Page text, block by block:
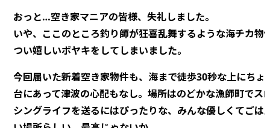
おっと…空き家マニアの皆様、失礼しました。
いや、ここのところ釣り師が狂喜乱舞するような海チカ物
つい嬉しいボヤキをしてしまいました。
今回届いた新着空き家物件も、海まで徒歩30秒な上にちょ
台にあって津波の心配もなし。場所はのどかな漁師町でス
シングライフを送るにはぴったりな、みんな優しくてごは